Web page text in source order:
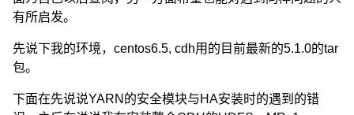
有所启发。
先说下我的环境，centos6.5, cdh用的目前最新的5.1.0的tar
包。
下面在先说说YARN的安全模块与HA安装时的遇到的错